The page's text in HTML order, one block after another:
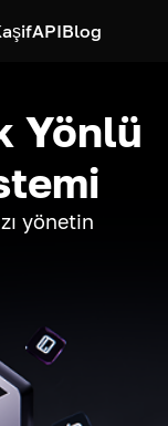
APIBlog
Yönlü
yönetin